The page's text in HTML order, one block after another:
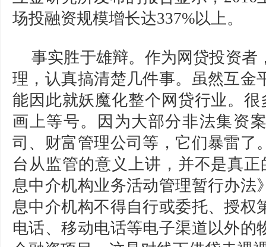
场投融资规模增长达337%以上。
事实胜于雄辩。作为网贷投资者
理，认真搞清楚几件事。虽然互金
能因此就妖魔化整个网贷行业。很
画上等号。因为大部分非法集资
司、财富管理公司等，它们暴雷了
台从监管的意义上讲，并不是真正
息中介机构业务活动管理暂行办法
息中介机构不得自行或委托、授权
电话、移动电话等电子渠道以外的